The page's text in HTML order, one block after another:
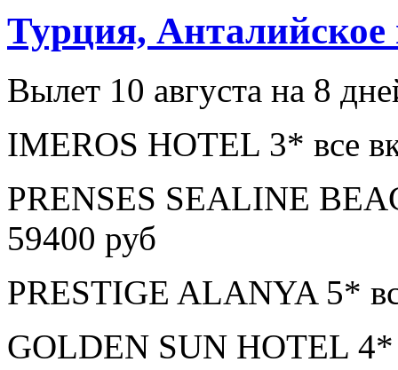
Турция, Анталийское
Вылет 10 августа на 8
IMEROS HOTEL 3* все
PRENSES SEALINE
59400 руб
PRESTIGE ALANYA 5*
GOLDEN SUN HOTEL 4*